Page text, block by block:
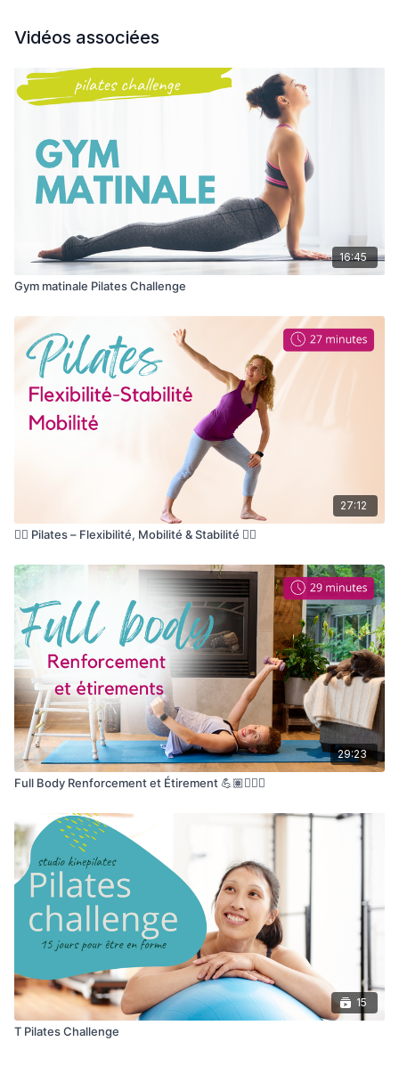
Vidéos associées
16:45
Gym matinale Pilates Challenge
27:12
🤸‍♀️ Pilates – Flexibilité, Mobilité & Stabilité 🤸‍♀️
29:23
Full Body Renforcement et Étirement 💪🏽🧘🏽‍♀️
15
T Pilates Challenge